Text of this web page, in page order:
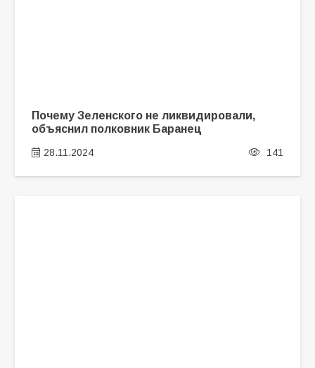
Почему Зеленского не ликвидировали,
объяснил полковник Баранец
28.11.2024 141